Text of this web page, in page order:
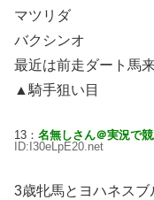
マツリダ
バクシンオ
最近は前走ダート馬
▲騎手狙い目
13： 名無しさん＠実況で
ID:I30eLpE20.net
3歳牝馬とヨハネスブ